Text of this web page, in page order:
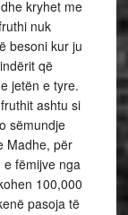
kryhet me
nuk
besoni kur ju
që
jetën e tyre.
ashtu si
sëmundje
Madhe, për
fëmijve nga
100,000
pasoja të